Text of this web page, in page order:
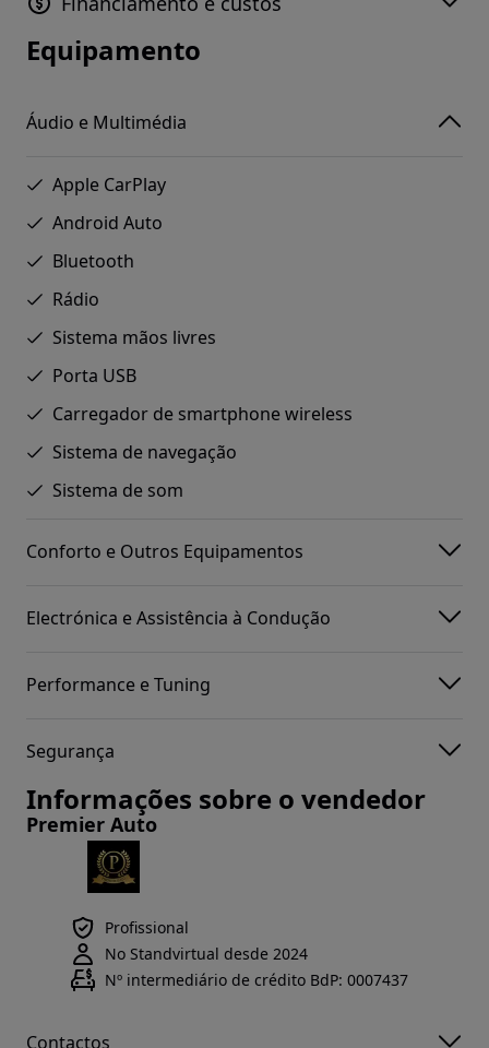
Equipamento
Áudio e Multimédia
Apple CarPlay
Android Auto
Bluetooth
Rádio
Sistema mãos livres
Porta USB
Carregador de smartphone wireless
Sistema de navegação
Sistema de som
Conforto e Outros Equipamentos
Electrónica e Assistência à Condução
Performance e Tuning
Segurança
Informações sobre o vendedor
Premier Auto
Profissional
No Standvirtual desde 2024
Nº intermediário de crédito BdP: 0007437
Contactos